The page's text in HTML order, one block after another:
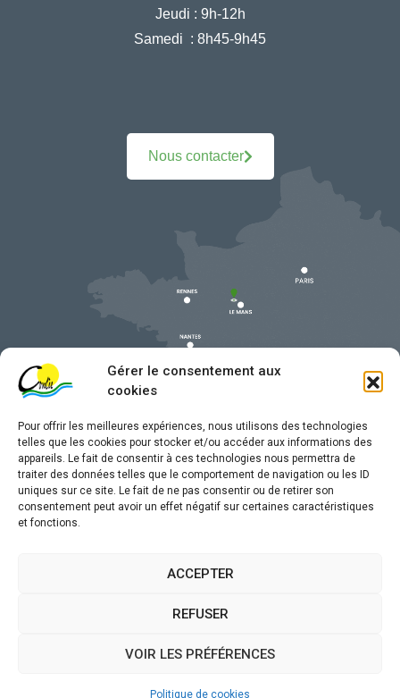
Gérer le consentement aux
cookies
Pour offrir les meilleures expériences, nous utilisons des technologies
telles que les cookies pour stocker et/ou accéder aux informations des
appareils. Le fait de consentir à ces technologies nous permettra de
traiter des données telles que le comportement de navigation ou les ID
uniques sur ce site. Le fait de ne pas consentir ou de retirer son
consentement peut avoir un effet négatif sur certaines caractéristiques
et fonctions.
ACCEPTER
REFUSER
VOIR LES PRÉFÉRENCES
Politique de cookies
Jeudi : 9h-12h
Samedi : 8h45-9h45
Nous contacter
Mentions légales
Traitement de données personnelles
(sites internet de collectivités &